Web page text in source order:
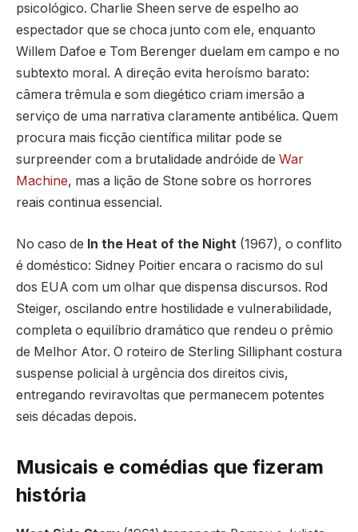
psicológico. Charlie Sheen serve de espelho ao
espectador que se choca junto com ele, enquanto
Willem Dafoe e Tom Berenger duelam em campo e no
subtexto moral. A direção evita heroísmo barato:
câmera trêmula e som diegético criam imersão a
serviço de uma narrativa claramente antibélica. Quem
procura mais ficção científica militar pode se
surpreender com a brutalidade andróide de War
Machine, mas a lição de Stone sobre os horrores
reais continua essencial.
No caso de In the Heat of the Night (1967), o conflito
é doméstico: Sidney Poitier encara o racismo do sul
dos EUA com um olhar que dispensa discursos. Rod
Steiger, oscilando entre hostilidade e vulnerabilidade,
completa o equilíbrio dramático que rendeu o prêmio
de Melhor Ator. O roteiro de Sterling Silliphant costura
suspense policial à urgência dos direitos civis,
entregando reviravoltas que permanecem potentes
seis décadas depois.
Musicais e comédias que fizeram
história